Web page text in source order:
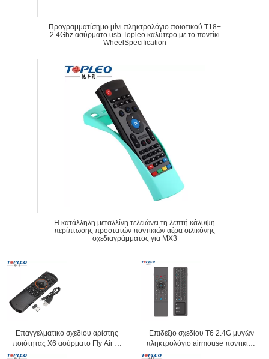
Προγραμματίσημο μίνι πληκτρολόγιο ποιοτικού T18+
2.4Ghz ασύρματο usb Topleo καλύτερο με το ποντίκι
WheelSpecification
Η κατάλληλη μεταλλίνη τελειώνει τη λεπτή κάλυψη
περίπτωσης προστατών ποντικιών αέρα σιλικόνης
σχεδιαγράμματος για MX3
Επαγγελματικό σχεδίου αρίστης
ποιότητας X6 ασύρματο Fly Air 6-
άξονα σωματοαισθητηριακό
Επιδέξιο σχεδίου T6 2.4G μυγών
πληκτρολόγιο airmouse ποντικιών
μίνι ασύρματο με το touchpad